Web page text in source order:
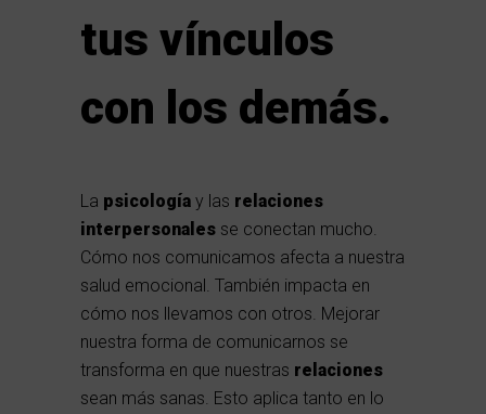
tus vínculos
con los demás.
La psicología y las relaciones
interpersonales se conectan mucho.
Cómo nos comunicamos afecta a nuestra
salud emocional. También impacta en
cómo nos llevamos con otros. Mejorar
nuestra forma de comunicarnos se
transforma en que nuestras relaciones
sean más sanas. Esto aplica tanto en lo